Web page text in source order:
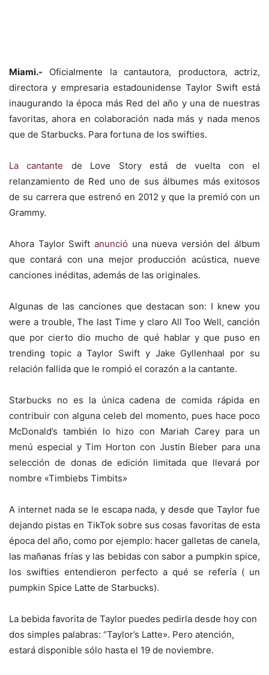
Miami.- Oficialmente la cantautora, productora, actriz,
directora y empresaria estadounidense Taylor Swift está
inaugurando la época más Red del año y una de nuestras
favoritas, ahora en colaboración nada más y nada menos
que de Starbucks. Para fortuna de los swifties.
La cantante de Love Story está de vuelta con el
relanzamiento de Red uno de sus álbumes más exitosos
de su carrera que estrenó en 2012 y que la premió con un
Grammy.
Ahora Taylor Swift anunció una nueva versión del álbum
que contará con una mejor producción acústica, nueve
canciones inéditas, además de las originales.
Algunas de las canciones que destacan son: I knew you
were a trouble, The last Time y claro All Too Well, canción
que por cierto dio mucho de qué hablar y que puso en
trending topic a Taylor Swift y Jake Gyllenhaal por su
relación fallida que le rompió el corazón a la cantante.
Starbucks no es la única cadena de comida rápida en
contribuir con alguna celeb del momento, pues hace poco
McDonald’s también lo hizo con Mariah Carey para un
menú especial y Tim Horton con Justin Bieber para una
selección de donas de edición limitada que llevará por
nombre «Timbiebs Timbits»
A internet nada se le escapa nada, y desde que Taylor fue
dejando pistas en TikTok sobre sus cosas favoritas de esta
época del año, como por ejemplo: hacer galletas de canela,
las mañanas frías y las bebidas con sabor a pumpkin spice,
los swifties entendieron perfecto a qué se refería ( un
pumpkin Spice Latte de Starbucks).
La bebida favorita de Taylor puedes pedirla desde hoy con
dos simples palabras: “Taylor’s Latte». Pero atención,
estará disponible sólo hasta el 19 de noviembre.